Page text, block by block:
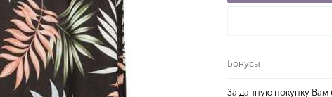
Бонусы
За данную покупку Вам